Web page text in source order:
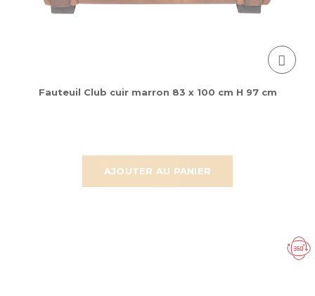
AJOUTER AU PANIER
Fauteuil Club cuir marron 83 x 100 cm H 97 cm